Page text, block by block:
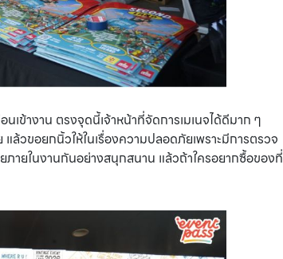
ข้างาน ตรงจุดนี้เจ้าหน้าที่จัดการเมเนจได้ดีมาก ๆ
แล้วขอยกนิ้วให้ในเรื่องความปลอดภัยเพราะมีการตรวจ
ภายในงานกันอย่างสนุกสนาน แล้วถ้าใครอยากซื้อของที่